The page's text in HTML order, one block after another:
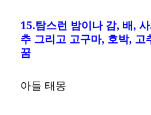
15.탐스런 밤이나 감, 배,
추 그리고 고구마, 호박, 고
꿈
아들 태몽